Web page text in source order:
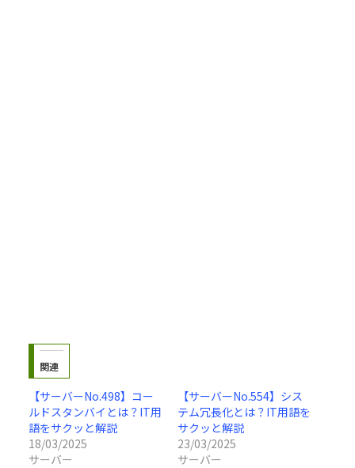
関連
【サーバーNo.498】コー
ルドスタンバイとは？IT用
語をサクッと解説
18/03/2025
サーバー
【サーバーNo.554】シス
テム冗長化とは？IT用語を
サクッと解説
23/03/2025
サーバー